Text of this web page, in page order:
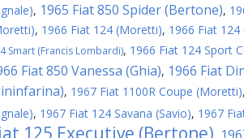
, 1965 Fiat 850 Spider (Bertone),
, 1966 Fiat 124 (Moretti), 1966 Fiat
Smart (Francis Lombardi), 1966 Fiat 124 Sport
Fiat 850 Vanessa (Ghia), 1966 Fiat
, 1967 Fiat 1100R Coupe (Moretti),
, 1967 Fiat 124 Savana (Savio), 1967
125 Executive (Bertone)